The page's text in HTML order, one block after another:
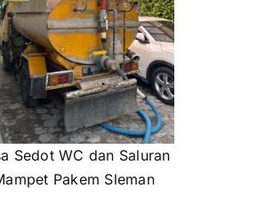
Sedot WC dan Saluran
Pakem Sleman